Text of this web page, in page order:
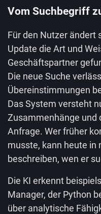
Vom Suchbegriff
Für den Nutzer ändert
Update die Art und
Geschäftspartner
Die neue Suche
Übereinstimmungen
Das System versteht
Zusammenhänge und
Anfrage. Wer früher
musste, kann heute in
beschreiben, wen er
Die KI erkennt
Manager, der Python
über analytische